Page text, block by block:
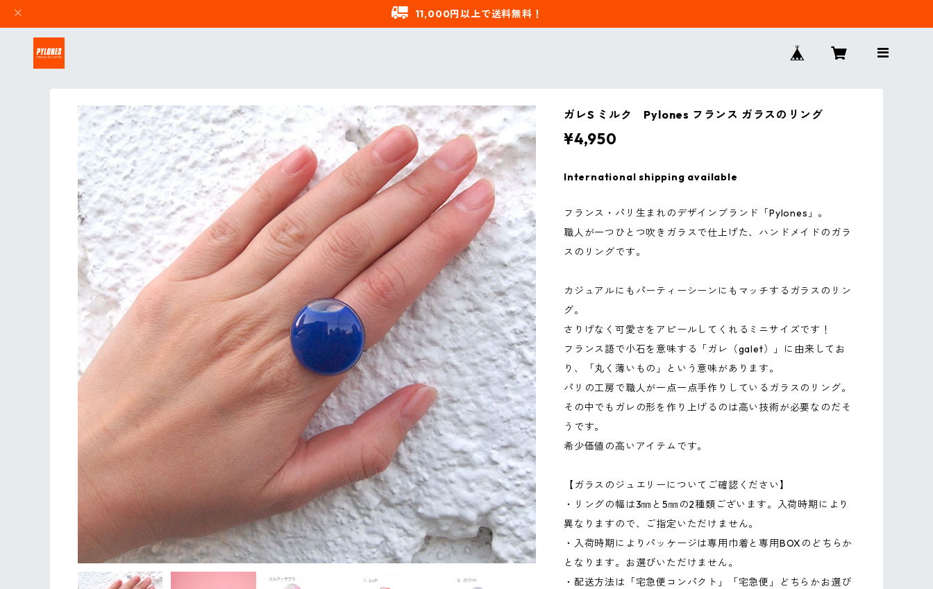
11,000円以上で送料無料！
ガレS ミルク Pylones フランス ガラスのリング
¥4,950
International shipping available
フランス・パリ生まれのデザインブランド「Pylones」。
職人が一つひとつ吹きガラスで仕上げた、ハンドメイドのガラ
スのリングです。
カジュアルにもパーティーシーンにもマッチするガラスのリン
グ。
さりげなく可愛さをアピールしてくれるミニサイズです！
フランス語で小石を意味する「ガレ（galet）」に由来してお
り、「丸く薄いもの」という意味があります。
パリの工房で職人が一点一点手作りしているガラスのリング。
その中でもガレの形を作り上げるのは高い技術が必要なのだそ
うです。
希少価値の高いアイテムです。
【ガラスのジュエリーについてご確認ください】
・リングの幅は3㎜と5㎜の2種類ございます。入荷時期により
異なりますので、ご指定いただけません。
・入荷時期によりパッケージは専用巾着と専用BOXのどちらか
となります。お選びいただけません。
・配送方法は「宅急便コンパクト」「宅急便」どちらかお選び